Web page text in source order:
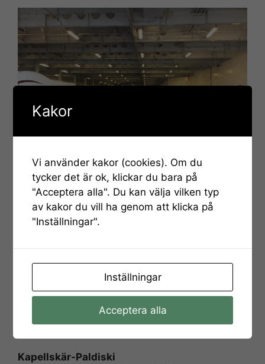
Att ta färjan och få med sig bilen är ett smidigt sätt att ta sig
till Baltikum.
Stockholm-Tallinn
FärjelinjenStockholm-Tallinn
och ombord finns gott om bekvämligheter,
inklusive restauranger, barer, butiker och
underhållning.
Direkt till tidtabellen ->
Kapellskär-Paldiski
Kakor
Vi använder kakor (cookies). Om du
tycker det är ok, klickar du bara på
"Acceptera alla". Du kan välja vilken typ
av kakor du vill ha genom att klicka på
"Inställningar".
Inställningar
Acceptera alla